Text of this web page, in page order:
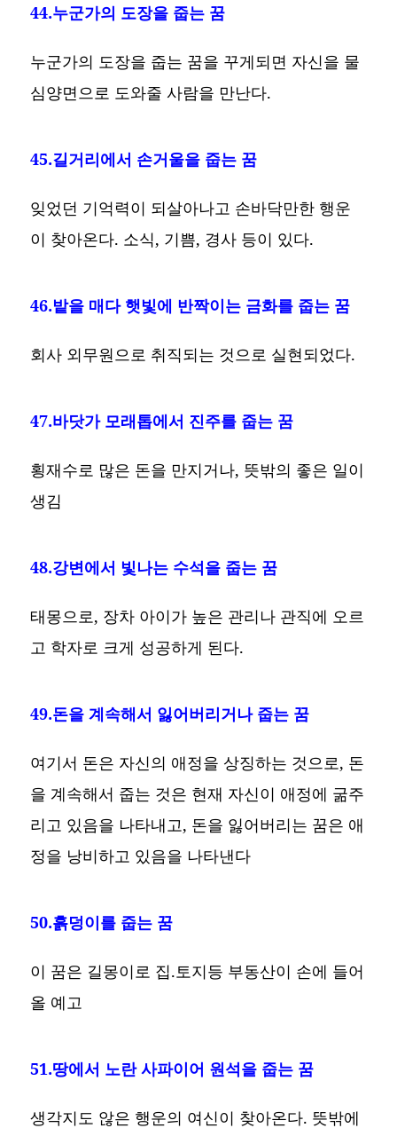
44.누군가의 도장을 줍는 꿈
누군가의 도장을 줍는 꿈을 꾸게되면 자신을 물
심양면으로 도와줄 사람을 만난다.
45.길거리에서 손거울을 줍는 꿈
잊었던 기억력이 되살아나고 손바닥만한 행운
이 찾아온다. 소식, 기쁨, 경사 등이 있다.
46.밭을 매다 햇빛에 반짝이는 금화를 줍는 꿈
회사 외무원으로 취직되는 것으로 실현되었다.
47.바닷가 모래톱에서 진주를 줍는 꿈
횡재수로 많은 돈을 만지거나, 뜻밖의 좋은 일이
생김
48.강변에서 빛나는 수석을 줍는 꿈
태몽으로, 장차 아이가 높은 관리나 관직에 오르
고 학자로 크게 성공하게 된다.
49.돈을 계속해서 잃어버리거나 줍는 꿈
여기서 돈은 자신의 애정을 상징하는 것으로, 돈
을 계속해서 줍는 것은 현재 자신이 애정에 굶주
리고 있음을 나타내고, 돈을 잃어버리는 꿈은 애
정을 낭비하고 있음을 나타낸다
50.흙덩이를 줍는 꿈
이 꿈은 길몽이로 집.토지등 부동산이 손에 들어
올 예고
51.땅에서 노란 사파이어 원석을 줍는 꿈
생각지도 않은 행운의 여신이 찾아온다. 뜻밖에